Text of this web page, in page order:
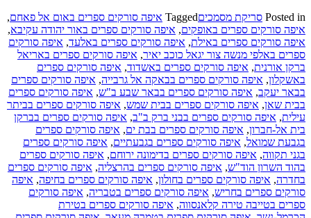
Posted in סריקת מסמכיםTagged איפה סורקים ספרים באום אל פאחם,
איפה סורקים ספרים באופקים, איפה סורקים ספרים באור יהודה עקיבא,
איפה סורקים ספרים באילת, איפה סורקים ספרים באלעד, איפה סורקים
ספרים באלפי מנשה צור יגאל כוכב יאיר, איפה סורקים ספרים באריאל
ברקן אורנית, איפה סורקים ספרים באשדוד, איפה סורקים ספרים
באשקלון, איפה סורקים ספרים בבאקה אל גרבייה, איפה סורקים ספרים
בבאר יעקב, איפה סורקים ספרים בבאר שבע ב"ש, איפה סורקים ספרים
בבית שאן, איפה סורקים ספרים בבית שמש, איפה סורקים ספרים בביתר
עילית, איפה סורקים ספרים בבני ברק ב"ב, איפה סורקים ספרים בברקן
בית אל-חברון, איפה סורקים ספרים בבת ים, איפה סורקים ספרים
בגבעת שמואל, איפה סורקים ספרים בגבעתיים, איפה סורקים ספרים
בגני תקווה, איפה סורקים ספרים בדימונה ירוחם, איפה סורקים ספרים
בהוד השרון הוד"ש, איפה סורקים ספרים בהרצליה, איפה סורקים ספרים
בחדרה, איפה סורקים ספרים בחולון, איפה סורקים ספרים בחיפה, איפה
סורקים ספרים בחריש, איפה סורקים ספרים בטבריה, איפה סורקים
ספרים בטייבה טירה קלאנסווה, איפה סורקים ספרים בטירת